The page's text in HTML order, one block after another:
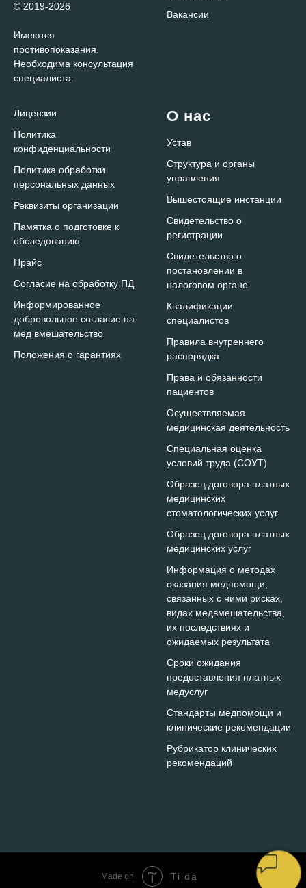
© 2019-2026
Имеются
противопоказания.
Необходима консультация
специалиста.
Вакансии
Лицензии
Политика
конфиденциальности
Политика обработки
персональных данных
Реквизиты организации
Памятка о подготовке к
обследованию
Прайс
Согласие на обработку ПД
Информированное
добровольное согласие на
мед вмешательство
Положения о гарантиях
О нас
Устав
Структура и органы
управления
Вышестоящие инстанции
Свидетельство о
регистрации
Свидетельство о
постановлении в
налоговом органе
Квалификации
специалистов
Правила внутреннего
распорядка
Права и обязанности
пациентов
Осуществляемая
медицинская деятельность
Специальная оценка
условий труда (СОУТ)
Образец договора платных
медицинских
стоматологических услуг
Образец договора платных
медицинских услуг
Информация о методах
оказания медпомощи,
связанных с ними рисках,
видах медвмешательства,
их последствиях и
ожидаемых результата
Сроки ожидания
предоставления платных
медуслуг
Стандарты медпомощи и
клинические рекомендации
Рубрикатор клинических
рекомендаций
Made on Tilda